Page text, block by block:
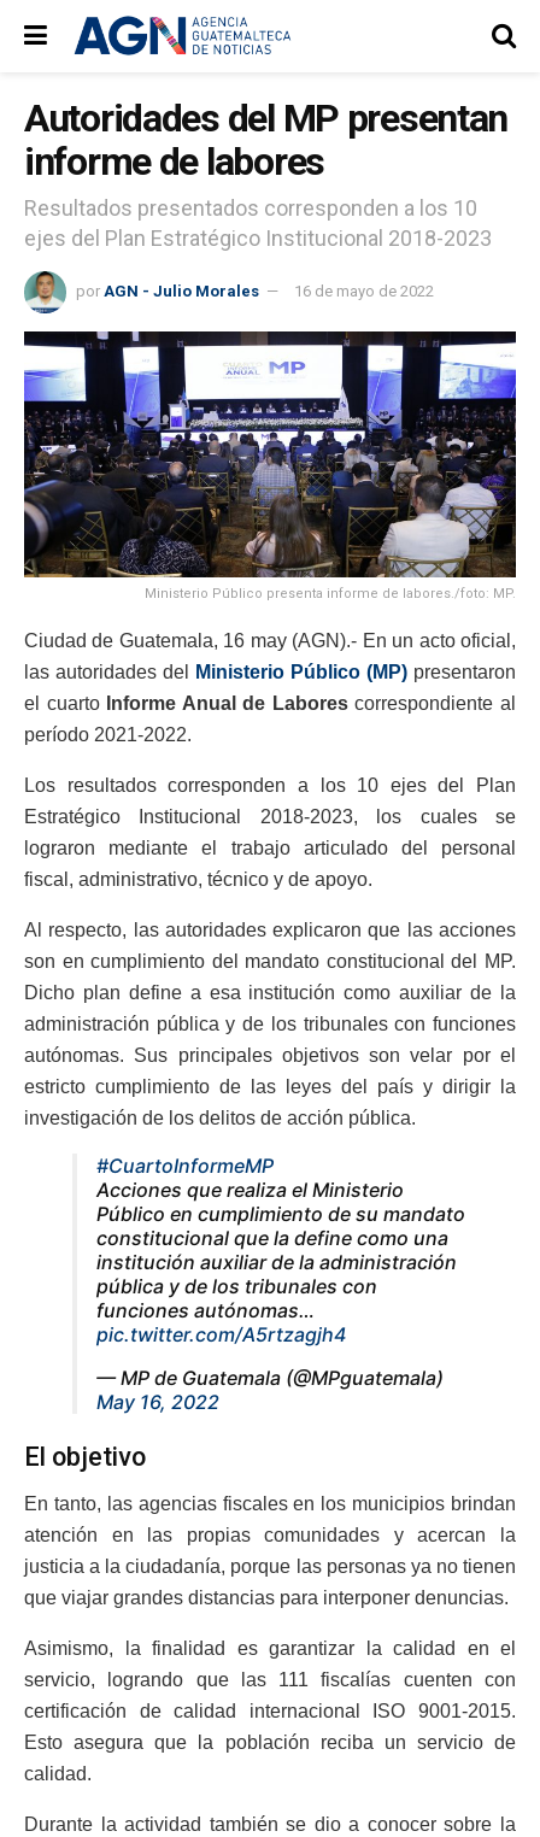
Autoridades del MP presentan
informe de labores
Resultados presentados corresponden a los 10
ejes del Plan Estratégico Institucional 2018-2023
por AGN - Julio Morales 16 de mayo de 2022
Ministerio Público presenta informe de labores./foto: MP.
Ciudad de Guatemala, 16 may (AGN).- En un acto oficial,
las autoridades del
Ministerio Público (MP) presentaron
el cuarto Informe Anual de Laborescorrespondiente al
período 2021-2022.
Los resultados corresponden a los 10 ejes del Plan
Estratégico Institucional 2018-2023, los cuales se
lograron mediante el trabajo articulado del personal
fiscal, administrativo, técnico y de apoyo.
Al respecto, las autoridades explicaron que las acciones
son en cumplimiento del mandato constitucional del MP.
Dicho plan define a esa institución como auxiliar de la
administración pública y de los tribunales con funciones
autónomas. Sus principales objetivos son velar por el
estricto cumplimiento de las leyes del país y dirigir la
investigación de los delitos de acción pública.
#CuartoInformeMP
Acciones que realiza el Ministerio
Público en cumplimiento de su mandato
constitucional que la define como una
institución auxiliar de la administración
pública y de los tribunales con
funciones autónomas…
pic.twitter.com/A5rtzagjh4
— MP de Guatemala (@MPguatemala)
May 16, 2022
El objetivo
En tanto, las agencias fiscales en los municipios brindan
atención en las propias comunidades y acercan la
justicia a la ciudadanía, porque las personas ya no tienen
que viajar grandes distancias para interponer denuncias.
Asimismo, la finalidad es garantizar la calidad en el
servicio, logrando que las 111 fiscalías cuenten con
certificación de calidad internacional ISO 9001-2015.
Esto asegura que la población reciba un servicio de
calidad.
Durante la actividad también se dio a conocer sobre la